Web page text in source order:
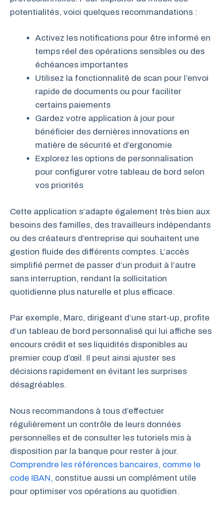
potentialités, voici quelques recommandations :
Activez les notifications pour être informé en
temps réel des opérations sensibles ou des
échéances importantes
Utilisez la fonctionnalité de scan pour l’envoi
rapide de documents ou pour faciliter
certains paiements
Gardez votre application à jour pour
bénéficier des dernières innovations en
matière de sécurité et d’ergonomie
Explorez les options de personnalisation
pour configurer votre tableau de bord selon
vos priorités
Cette application s’adapte également très bien aux
besoins des familles, des travailleurs indépendants
ou des créateurs d’entreprise qui souhaitent une
gestion fluide des différents comptes. L’accès
simplifié permet de passer d’un produit à l’autre
sans interruption, rendant la sollicitation
quotidienne plus naturelle et plus efficace.
Par exemple, Marc, dirigeant d’une start-up, profite
d’un tableau de bord personnalisé qui lui affiche ses
encours crédit et ses liquidités disponibles au
premier coup d’œil. Il peut ainsi ajuster ses
décisions rapidement en évitant les surprises
désagréables.
Nous recommandons à tous d’effectuer
régulièrement un contrôle de leurs données
personnelles et de consulter les tutoriels mis à
disposition par la banque pour rester à jour.
Comprendre les références bancaires, comme le
code IBAN, constitue aussi un complément utile
pour optimiser vos opérations au quotidien.